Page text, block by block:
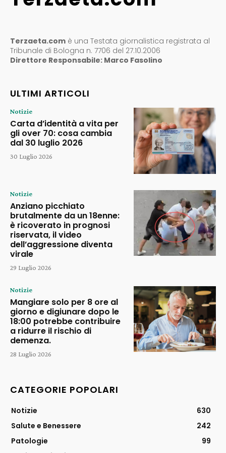
Terzaeta.com è una Testata giornalistica registrata al
Tribunale di Bologna n. 7706 del 27.10.2006
Direttore Responsabile: Marco Fasolino
ULTIMI ARTICOLI
Notizie
Carta d’identità a vita per
gli over 70: cosa cambia
dal 30 luglio 2026
30 Luglio 2026
Notizie
Anziano picchiato
brutalmente da un 18enne:
è ricoverato in prognosi
riservata, il video
dell’aggressione diventa
virale
29 Luglio 2026
Notizie
Mangiare solo per 8 ore al
giorno e digiunare dopo le
18:00 potrebbe contribuire
a ridurre il rischio di
demenza.
28 Luglio 2026
CATEGORIE POPOLARI
Notizie
630
Salute e Benessere
242
Patologie
99